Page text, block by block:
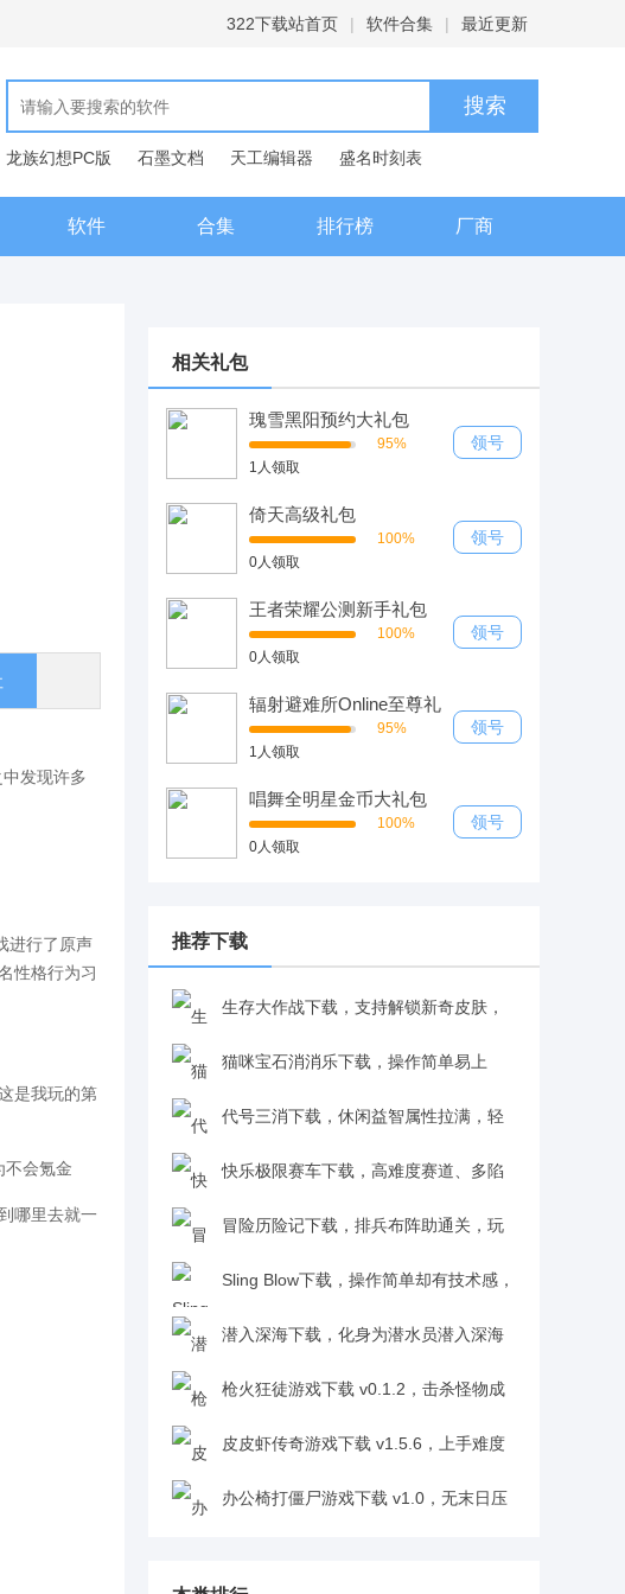
322下载站首页 | 软件合集 | 最近更新
龙族幻想PC版 石墨文档 天工编辑器
盛名时刻表
现代汉语词典
软件 合集 排行榜 厂商
发现许多
进行了原声
性格行为习
是我玩的第
会氪金
哪里去就一
相关礼包
瑰雪黑阳预约大礼包
95%
1人领取
领号
倚天高级礼包
100%
0人领取
领号
王者荣耀公测新手礼包
100%
0人领取
领号
辐射避难所Online至尊礼
包
95%
1人领取
领号
唱舞全明星金币大礼包
100%
0人领取
领号
推荐下载
生存大作战下载，支持解锁新奇皮肤，
卡通吃鸡体验更有趣v1.0.1
猫咪宝石消消乐下载，操作简单易上
手，无氪金无广告，老少皆宜超良心1.0.0
代号三消下载，休闲益智属性拉满，轻
松体验战斗乐趣，萌系玩家必玩v0.53
快乐极限赛车下载，高难度赛道、多陷
阱，刺激挑战超上头v1.0
冒险历险记下载，排兵布阵助通关，玩
着有简单的快乐v1.0.0
Sling Blow下载，操作简单却有技术感，
老少皆宜超易上手v1.0.1
潜入深海下载，化身为潜水员潜入深海
探秘密，过程需谨慎避危险v1.0.0
枪火狂徒游戏下载 v0.1.2，击杀怪物成
长实力，探索数据世界终极秘密v0.1.2
皮皮虾传奇游戏下载 v1.5.6，上手难度
低，扮演养殖大户养神兽发家v1.5.6
办公椅打僵尸游戏下载 v1.0，无末日压